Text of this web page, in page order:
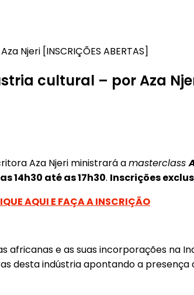
cultural – por Aza Njeri
Aza Njeri ministrará amasterclass
14h30 até as 17h30. Inscrições
AQUI E FAÇA A INSCRIÇÃO
e as suas incorporações na
desta indústria apontando a